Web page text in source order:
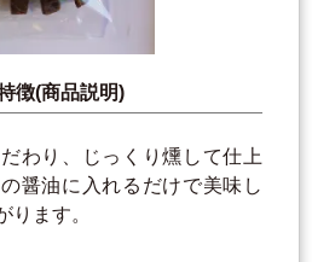
徴(商品説明)
わり、じっくり燻して仕上
醤油に入れるだけで美味し
ります。